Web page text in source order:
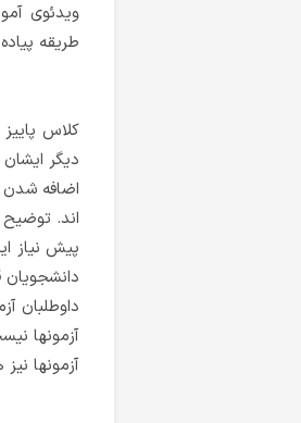
طریقه
دیگر
اضافه
اند.
پیش نیاز
دانشجویان
داوطلبان
آزمونها
آزمونها